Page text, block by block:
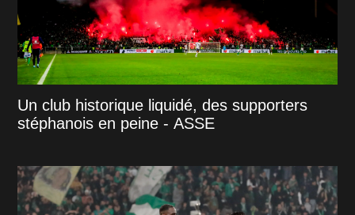
Un club historique liquidé, des supporters
stéphanois en peine - ASSE